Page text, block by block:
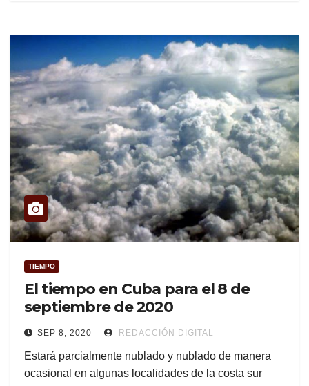
TIEMPO
El tiempo en Cuba para el 8 de
septiembre de 2020
SEP 8, 2020 REDACCIÓN DIGITAL
Estará parcialmente nublado y nublado de manera
ocasional en algunas localidades de la costa sur